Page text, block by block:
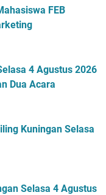
FEB
4 Agustus 2026
Dua Acara
Kuningan Selasa
Selasa 4 Agustus